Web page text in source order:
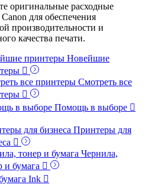
оригинальные расходные
для обеспечения
производительности и
качества печати.
принтеры Новейшие

все принтеры Смотреть все

в выборе Помощь в выборе 
для бизнеса Принтеры для

тонер и бумага Чернила,
и бумага 
Ink 